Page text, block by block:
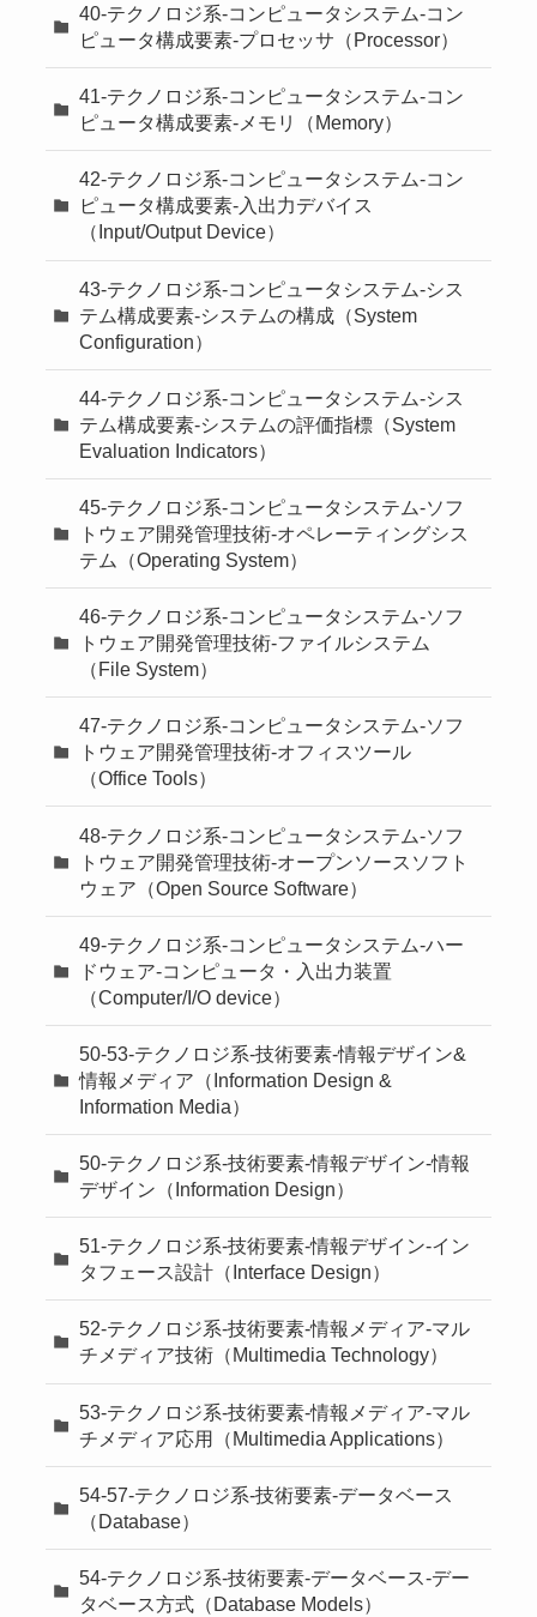
40-テクノロジ系-コンピュータシステム-コン
ピュータ構成要素-プロセッサ（Processor）
41-テクノロジ系-コンピュータシステム-コン
ピュータ構成要素-メモリ（Memory）
42-テクノロジ系-コンピュータシステム-コン
ピュータ構成要素-入出力デバイス
（Input/Output Device）
43-テクノロジ系-コンピュータシステム-シス
テム構成要素-システムの構成（System
Configuration）
44-テクノロジ系-コンピュータシステム-シス
テム構成要素-システムの評価指標（System
Evaluation Indicators）
45-テクノロジ系-コンピュータシステム-ソフ
トウェア開発管理技術-オペレーティングシス
テム（Operating System）
46-テクノロジ系-コンピュータシステム-ソフ
トウェア開発管理技術-ファイルシステム
（File System）
47-テクノロジ系-コンピュータシステム-ソフ
トウェア開発管理技術-オフィスツール
（Office Tools）
48-テクノロジ系-コンピュータシステム-ソフ
トウェア開発管理技術-オープンソースソフト
ウェア（Open Source Software）
49-テクノロジ系-コンピュータシステム-ハー
ドウェア-コンピュータ・入出力装置
（Computer/I/O device）
50-53-テクノロジ系-技術要素-情報デザイン&
情報メディア（Information Design &
Information Media）
50-テクノロジ系-技術要素-情報デザイン-情報
デザイン（Information Design）
51-テクノロジ系-技術要素-情報デザイン-イン
タフェース設計（Interface Design）
52-テクノロジ系-技術要素-情報メディア-マル
チメディア技術（Multimedia Technology）
53-テクノロジ系-技術要素-情報メディア-マル
チメディア応用（Multimedia Applications）
54-57-テクノロジ系-技術要素-データベース
（Database）
54-テクノロジ系-技術要素-データベース-デー
タベース方式（Database Models）